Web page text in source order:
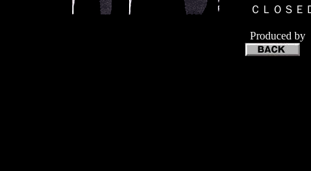
ＣＬＯＳ
Produced